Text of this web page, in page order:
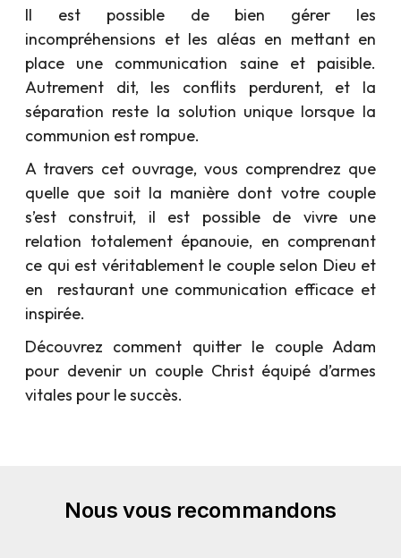
Il est possible de bien gérer les
incompréhensions et les aléas en mettant en
place une communication saine et paisible.
Autrement dit, les conflits perdurent, et la
séparation reste la solution unique lorsque la
communion est rompue.
A travers cet ouvrage, vous comprendrez que
quelle que soit la manière dont votre couple
s’est construit, il est possible de vivre une
relation totalement épanouie, en comprenant
ce qui est véritablement le couple selon Dieu et
en restaurant une communication efficace et
inspirée.
Découvrez comment quitter le couple Adam
pour devenir un couple Christ équipé d’armes
vitales pour le succès.
Nous vous recommandons